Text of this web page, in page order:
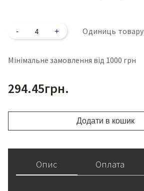
Кількість Одиниць товару
Мінімальне замовлення від 1000 грн
294.45грн.
Додати в кошик
Опис Оплата